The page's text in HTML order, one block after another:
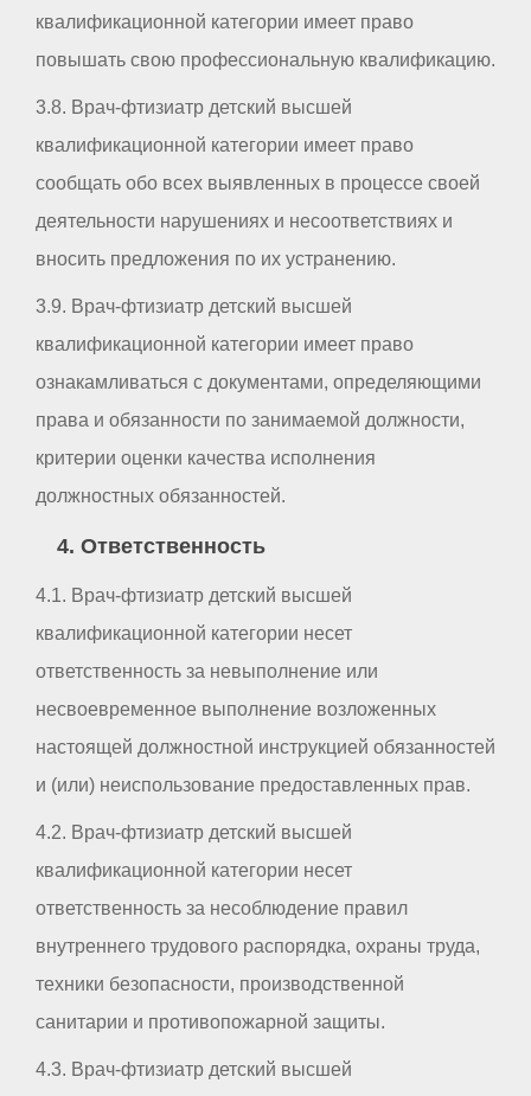
квалификационной категории имеет право
повышать свою профессиональную квалификацию.
3.8. Врач-фтизиатр детский высшей
квалификационной категории имеет право
сообщать обо всех выявленных в процессе своей
деятельности нарушениях и несоответствиях и
вносить предложения по их устранению.
3.9. Врач-фтизиатр детский высшей
квалификационной категории имеет право
ознакамливаться с документами, определяющими
права и обязанности по занимаемой должности,
критерии оценки качества исполнения
должностных обязанностей.
4. Ответственность
4.1. Врач-фтизиатр детский высшей
квалификационной категории несет
ответственность за невыполнение или
несвоевременное выполнение возложенных
настоящей должностной инструкцией обязанностей
и (или) неиспользование предоставленных прав.
4.2. Врач-фтизиатр детский высшей
квалификационной категории несет
ответственность за несоблюдение правил
внутреннего трудового распорядка, охраны труда,
техники безопасности, производственной
санитарии и противопожарной защиты.
4.3. Врач-фтизиатр детский высшей